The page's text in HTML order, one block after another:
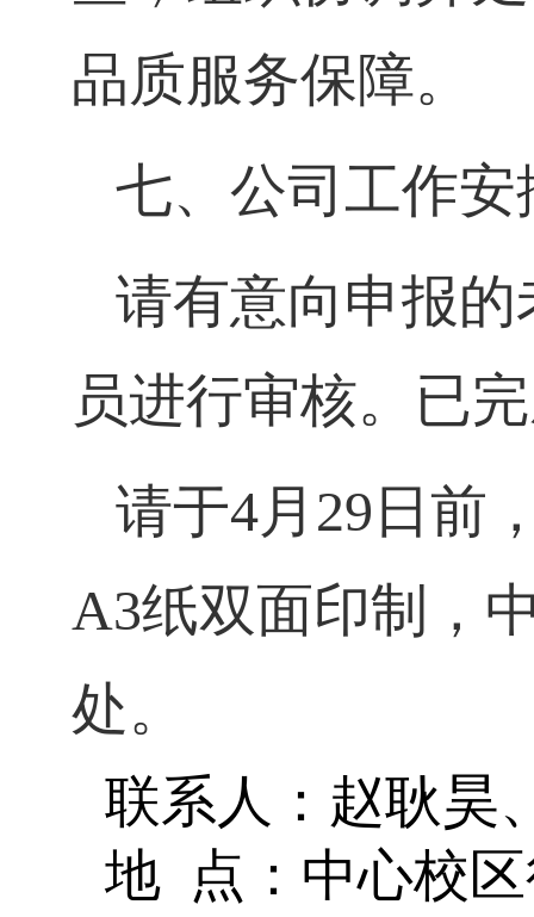
品质服务保障。
七、公司工作安
请有意向申报
员进行审核。已
请于4月 29 日前
A3纸双面印制，
处。
联系人：赵耿昊
地 点：中心校